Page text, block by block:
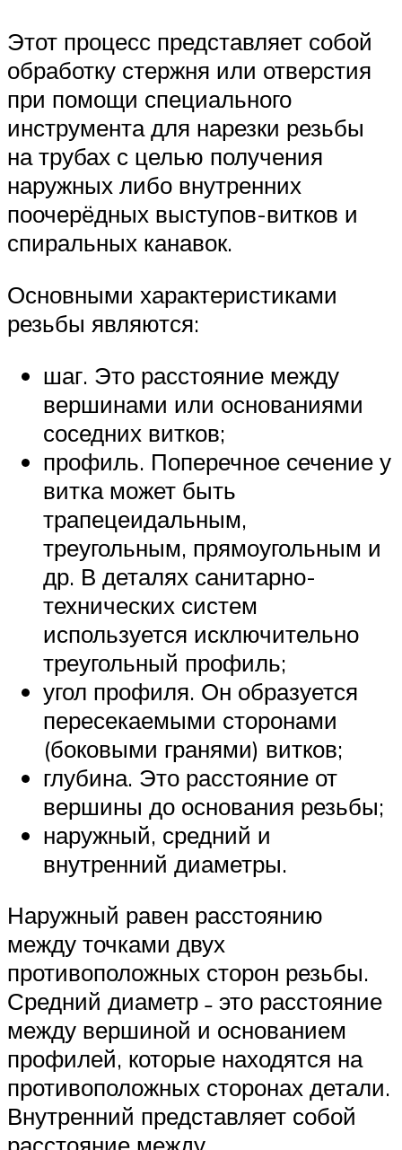
Этот процесс представляет собой
обработку стержня или отверстия
при помощи специального
инструмента для нарезки резьбы
на трубах с целью получения
наружных либо внутренних
поочерёдных выступов-витков и
спиральных канавок.
Основными характеристиками
резьбы являются:
шаг. Это расстояние между
вершинами или основаниями
соседних витков;
профиль. Поперечное сечение у
витка может быть
трапецеидальным,
треугольным, прямоугольным и
др. В деталях санитарно-
технических систем
используется исключительно
треугольный профиль;
угол профиля. Он образуется
пересекаемыми сторонами
(боковыми гранями) витков;
глубина. Это расстояние от
вершины до основания резьбы;
наружный, средний и
внутренний диаметры.
Наружный равен расстоянию
между точками двух
противоположных сторон резьбы.
Средний диаметр ˗ это расстояние
между вершиной и основанием
профилей, которые находятся на
противоположных сторонах детали.
Внутренний представляет собой